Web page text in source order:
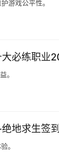
游戏公平性。
必练职业
。
地求生签
。